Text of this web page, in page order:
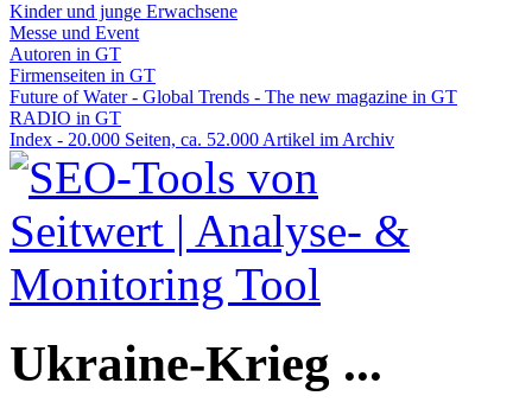
Kinder und junge Erwachsene
Messe und Event
Autoren in GT
Firmenseiten in GT
Future of Water - Global Trends - The new magazine in GT
RADIO in GT
Index - 20.000 Seiten, ca. 52.000 Artikel im Archiv
Ukraine-Krieg ...